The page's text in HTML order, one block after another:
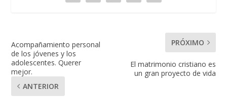
Acompañamiento personal
de los jóvenes y los
adolescentes. Querer
mejor.
ANTERIOR
PRÓXIMO
El matrimonio cristiano es
un gran proyecto de vida